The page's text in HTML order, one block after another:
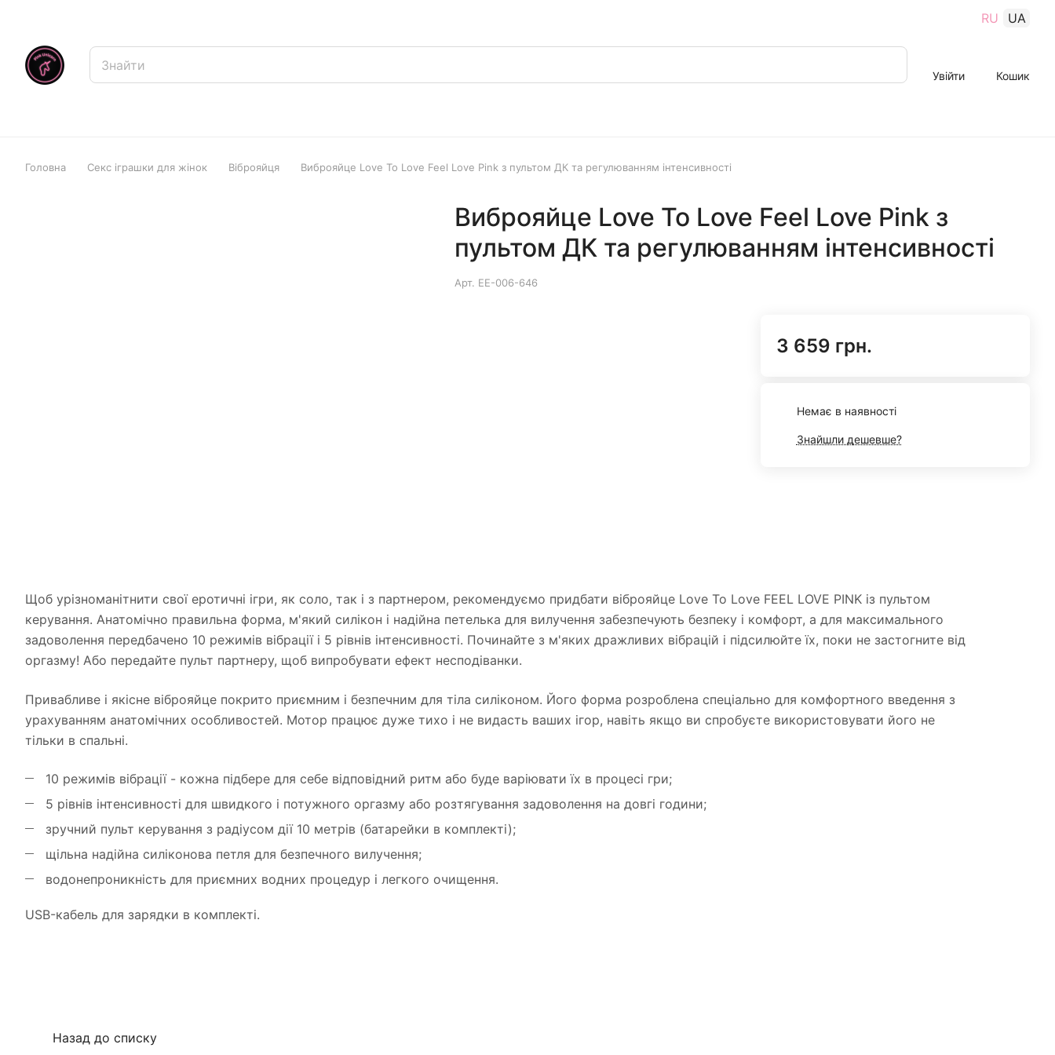
RU UA
Увійти Кошик
Головна Секс іграшки для жінок Віброяйця Виброяйце Love To Love Feel Love Pink з пультом ДК та регулюванням інтенсивності
Виброяйце Love To Love Feel Love Pink з
пультом ДК та регулюванням інтенсивності
Арт. EE-006-646
3 659 грн.
Немає в наявності
Знайшли дешевше?
Щоб урізноманітнити свої еротичні ігри, як соло, так і з партнером, рекомендуємо придбати віброяйце Love To Love FEEL LOVE PINK із пультом
керування. Анатомічно правильна форма, м'який силікон і надійна петелька для вилучення забезпечують безпеку і комфорт, а для максимального
задоволення передбачено 10 режимів вібрації і 5 рівнів інтенсивності. Починайте з м'яких дражливих вібрацій і підсилюйте їх, поки не застогните від
оргазму! Або передайте пульт партнеру, щоб випробувати ефект несподіванки.
Привабливе і якісне віброяйце покрито приємним і безпечним для тіла силіконом. Його форма розроблена спеціально для комфортного введення з
урахуванням анатомічних особливостей. Мотор працює дуже тихо і не видасть ваших ігор, навіть якщо ви спробуєте використовувати його не
тільки в спальні.
10 режимів вібрації - кожна підбере для себе відповідний ритм або буде варіювати їх в процесі гри;
5 рівнів інтенсивності для швидкого і потужного оргазму або розтягування задоволення на довгі години;
зручний пульт керування з радіусом дії 10 метрів (батарейки в комплекті);
щільна надійна силіконова петля для безпечного вилучення;
водонепроникність для приємних водних процедур і легкого очищення.
USB-кабель для зарядки в комплекті.
Назад до списку